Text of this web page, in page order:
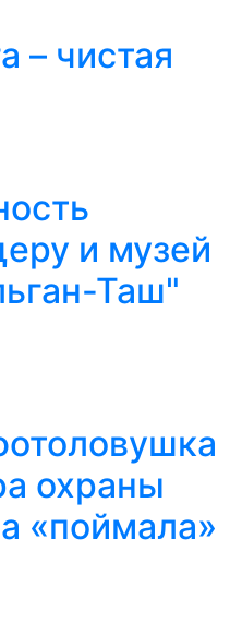
– чистая
и музей
Таш"
охраны
«поймала»